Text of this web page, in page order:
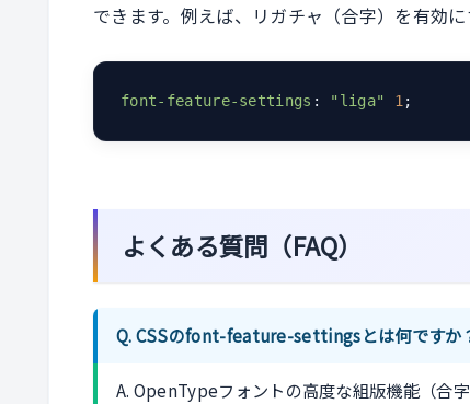
できます。例えば、リガチャ（合字）を有効
font-feature-settings : "liga" 1 ;
よくある質問（FAQ）
Q. CSSのfont-feature-settingsとは何ですか
A. OpenTypeフォントの高度な組版機能（合